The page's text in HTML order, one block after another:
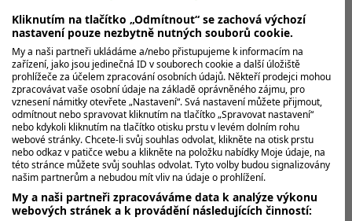
Trest je spíš symbolický než odstrašující. Ale to jen
kvůli tomu, že šestadvacetiletý Marco Penge při
prošetřování svého...
MOHLO BY VÁS ZAJÍMAT
Kliknutím na tlačítko „Odmítnout“ se zachová výchozí
nastavení pouze nezbytně nutných souborů cookie.
My a naši partneři ukládáme a/nebo přistupujeme k informacím na
zařízení, jako jsou jedinečná ID v souborech cookie a další úložiště
prohlížeče za účelem zpracování osobních údajů. Někteří prodejci mohou
zpracovávat vaše osobní údaje na základě oprávněného zájmu, pro
vznesení námitky otevřete „Nastavení“. Svá nastavení můžete přijmout,
odmítnout nebo spravovat kliknutím na tlačítko „Spravovat nastavení“
nebo kdykoli kliknutím na tlačítko otisku prstu v levém dolním rohu
webové stránky. Chcete-li svůj souhlas odvolat, klikněte na otisk prstu
nebo odkaz v patičce webu a klikněte na položku nabídky Moje údaje, na
této stránce můžete svůj souhlas odvolat. Tyto volby budou signalizovány
našim partnerům a nebudou mít vliv na údaje o prohlížení.
My a naši partneři zpracováváme data k analýze výkonu
webových stránek a k provádění následujících činností: